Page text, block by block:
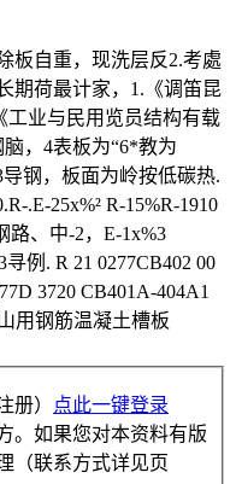
板自重，现洗层反2.考處
期荷最计家，1.《调笛昆
工业与民用览员结构有载
，4表板为“6*教为
钢，板面为岭按低碳热.
.E-25x%² R-15%R-1910
路、中-2，E-1x%3
例. R 21 0277CB402 00
3720 CB401A-404A1
用钢筋温凝土槽板
册）
点此一键登录
。如果您对本资料有版
（联系方式详见页